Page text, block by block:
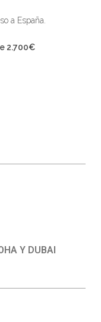
a España.
2.700€
Y DUBAI